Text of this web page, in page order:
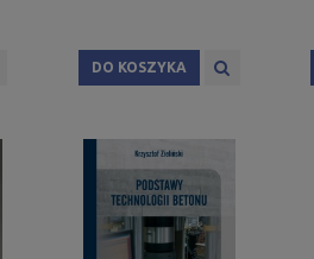
DO KOSZYKA